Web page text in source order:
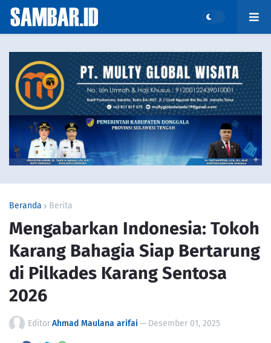
Beranda Berita
Mengabarkan Indonesia: Tokoh
Karang Bahagia Siap Bertarung
di Pilkades Karang Sentosa
2026
EditorAhmad Maulana arifai — Desember 01, 2025